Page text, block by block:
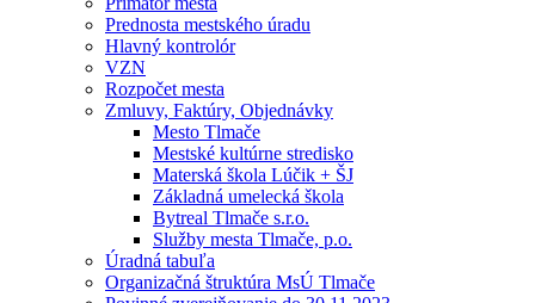
Prednosta mestského úradu
Hlavný kontrolór
VZN
Rozpočet mesta
Zmluvy, Faktúry, Objednávky
Mesto Tlmače
Mestské kultúrne stredisko
Materská škola Lúčik + ŠJ
Základná umelecká škola
Bytreal Tlmače s.r.o.
Služby mesta Tlmače, p.o.
Úradná tabuľa
Organizačná štruktúra MsÚ Tlmače